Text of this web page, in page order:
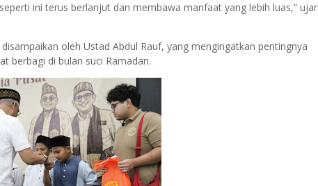
ini terus berlanjut dan membawa manfaat yang lebih luas,” ujar
oleh Ustad Abdul Rauf, yang mengingatkan pentingnya
berbagi di bulan suci Ramadan.